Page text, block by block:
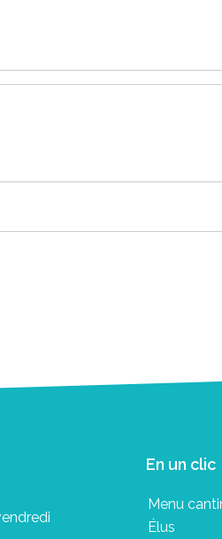
En un clic
Menu
Élus